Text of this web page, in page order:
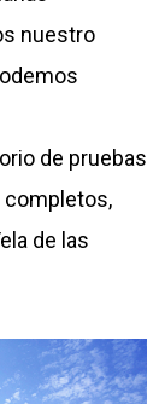
nuestro
de pruebas
completos,
de las